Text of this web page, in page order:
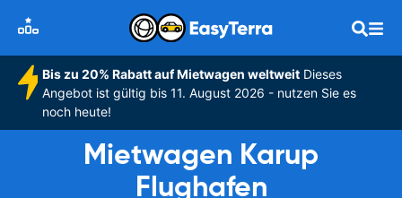
Bis zu 20% Rabatt auf Mietwagen weltweitDieses
Angebot ist gültig bis 11. August 2026 - nutzen Sie es
noch heute!
Mietwagen Karup
Flughafen